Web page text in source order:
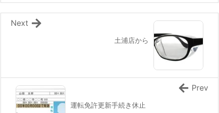
土浦店から
Next
運転免許更新手続き休止
Prev